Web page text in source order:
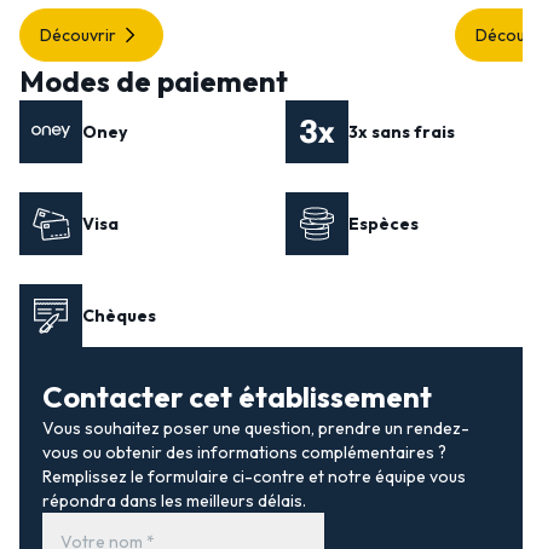
Découvrir
Modes de paiement
Oney 3x sans frais
Visa Espèces
Chèques
Contacter cet établissement
Vous souhaitez poser une question, prendre un rendez-
vous ou obtenir des informations complémentaires ?
Remplissez le formulaire ci-contre et notre équipe vous
répondra dans les meilleurs délais.